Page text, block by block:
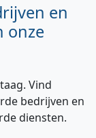
en
onze
Vind
bedrijven en
diensten.